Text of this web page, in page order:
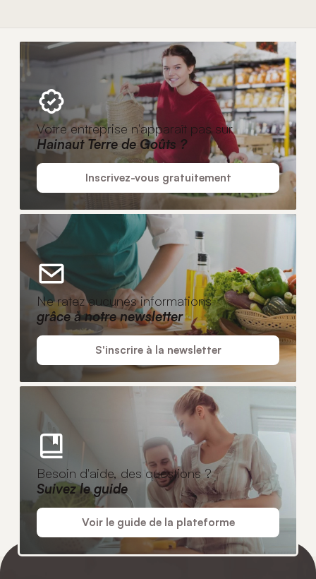
Votre entreprise n'apparaît pas sur
Hainaut Terre de Goûts ?
Inscrivez-vous gratuitement
Ne ratez aucunes informations
grâce à notre newsletter
S'inscrire à la newsletter
Besoin d'aide, des questions ?
Suivez le guide
Voir le guide de la plateforme